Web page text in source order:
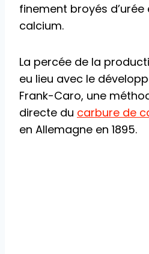
finement broyés d’urée
calcium.
La percée de la
eu lieu avec le
Frank-Caro, une
directe du carbure de
en Allemagne en 1895.